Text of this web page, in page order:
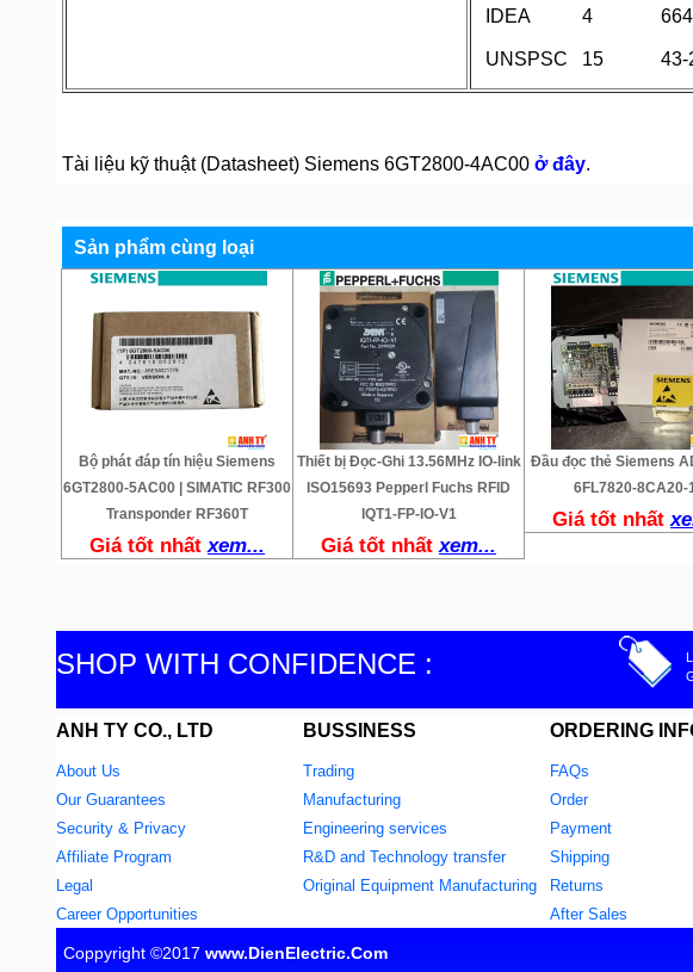
IDEA 4
UNSPSC 15 43-
Tài liệu kỹ thuật (Datasheet) Siemens 6GT2800-4AC00 ở đây.
Sản phẩm cùng loại
Bộ phát đáp tín hiệu Siemens
6GT2800-5AC00 | SIMATIC RF300
Transponder RF360T
Giá tốt nhấtxem...
Thiết bị Đọc-Ghi 13.56MHz IO-link
ISO15693 Pepperl Fuchs RFID
IQT1-FP-IO-V1
Giá tốt nhấtxem...
Đầu đọc thẻ Siemens
6FL7820-8CA20-
Giá tốt nhất
SHOP WITH CONFIDENCE :
ANH TY CO., LTD
About Us
Our Guarantees
Security & Privacy
Affiliate Program
Legal
Career Opportunities
BUSSINESS
Trading
Manufacturing
Engineering services
R&D and Technology transfer
Original Equipment Manufacturing
ORDERING
FAQs
Order
Payment
Shipping
Returns
After Sales
Coppyright ©2017www.DienElectric.Com